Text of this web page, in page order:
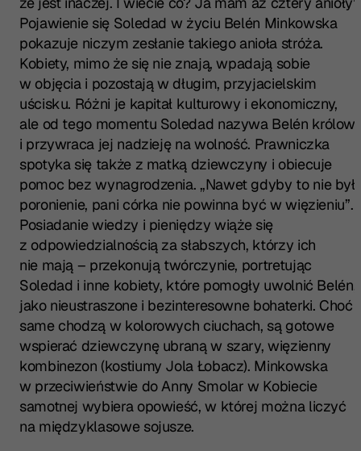
Pojawienie się Soledad w życiu Belén Minkowska
pokazuje niczym zesłanie takiego anioła stróża.
Kobiety, mimo że się nie znają, wpadają sobie
w objęcia i pozostają w długim, przyjacielskim
uścisku. Różni je kapitał kulturowy i ekonomiczny,
ale od tego momentu Soledad nazywa Belén
i przywraca jej nadzieję na wolność. Prawniczka
spotyka się także z matką dziewczyny i obiecuje
pomoc bez wynagrodzenia. „Nawet gdyby to nie
poronienie, pani córka nie powinna być w więzieniu”.
Posiadanie wiedzy i pieniędzy wiąże się
z odpowiedzialnością za słabszych, którzy ich
nie mają – przekonują twórczynie, portretując
Soledad i inne kobiety, które pomogły uwolnić Belén,
jako nieustraszone i bezinteresowne bohaterki. Choć
same chodzą w kolorowych ciuchach, są gotowe
wspierać dziewczynę ubraną w szary, więzienny
kombinezon (kostiumy Jola Łobacz). Minkowska
w przeciwieństwie do Anny Smolar w Kobiecie
samotnej wybiera opowieść, w której można liczyć
na międzyklasowe sojusze.